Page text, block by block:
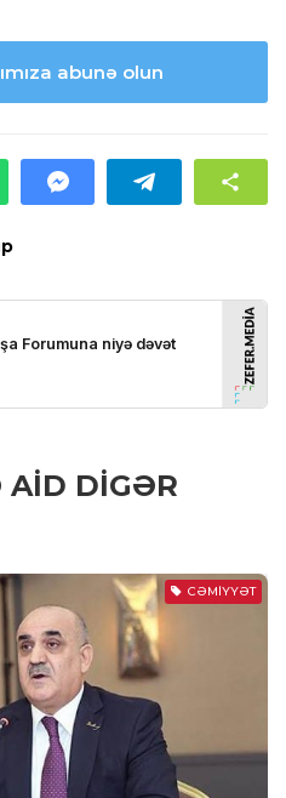
abunə olun
AID DIGƏR
CƏMIYYƏT